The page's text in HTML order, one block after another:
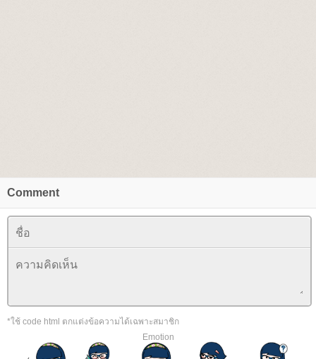
Comment
*ใช้ code html ตกแต่งข้อความได้เฉพาะสมาชิก
Emotion